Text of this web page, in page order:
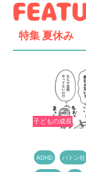
特集 夏休み
子どもの成長
ADHD バトン社